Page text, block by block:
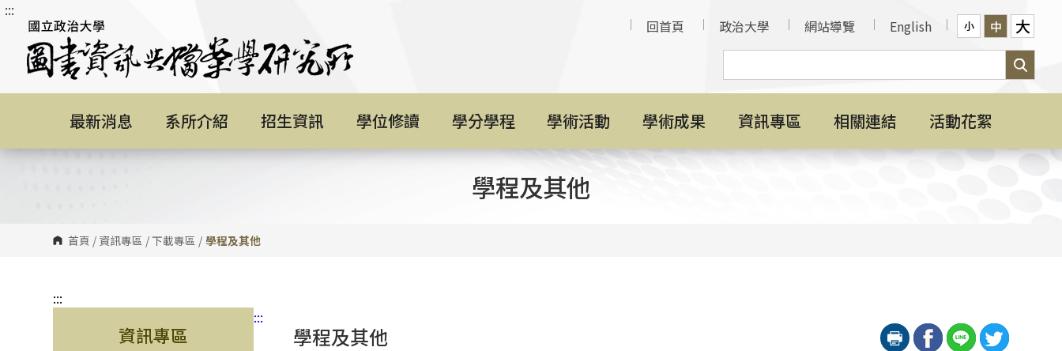
跳
內
塊
:::
回首頁
政治大學 網站導覽 English 小 中 大
最新消息 系所介紹 招生資訊 學位修讀 學分學程 學術活動 學術成果 資訊專區 相關連結 活動花絮
學程及其他
首頁 / 資訊專區 /下載專區 / 學程及其他
:::
資訊專區
:::
學程及其他